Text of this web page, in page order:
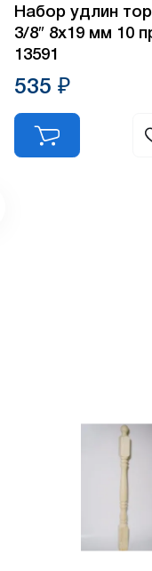
Набор удлин
3/8″ 8х19 мм 10
13591
535 ₽